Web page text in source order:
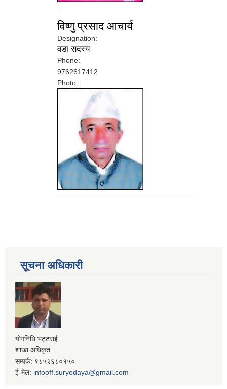
विष्णु प्रसाद आचार्य
Designation:
वडा सदस्य
Phone:
9762617412
Photo:
सूचना अधिकारी
योगनिधि भट्टराई
शाखा अधिकृत
सम्पर्क: ९८५२६८०१५०
ई-मेल: infooff.suryodaya@gmail.com